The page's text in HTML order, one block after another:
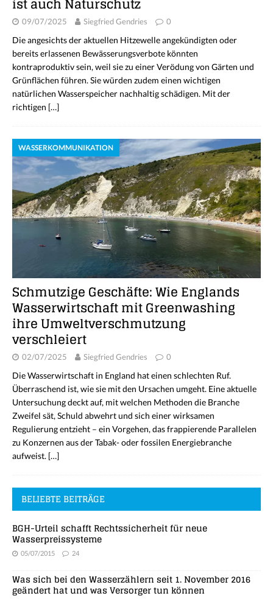
09/07/2025 Siegfried Gendries 0
Die angesichts der aktuellen Hitzewelle angekündigten oder
bereits erlassenen Bewässerungsverbote könnten
kontraproduktiv sein, weil sie zu einer Verödung von Gärten und
Grünflächen führen. Sie würden zudem einen wichtigen
natürlichen Wasserspeicher nachhaltig schädigen. Mit der
richtigen […]
WASSERKOMMUNIKATION
Schmutzige Geschäfte: Wie Englands
Wasserwirtschaft mit Greenwashing
ihre Umweltverschmutzung
verschleiert
02/07/2025 Siegfried Gendries 0
Die Wasserwirtschaft in England hat einen schlechten Ruf.
Überraschend ist, wie sie mit den Ursachen umgeht. Eine aktuelle
Untersuchung deckt auf, mit welchen Methoden die Branche
Zweifel sät, Schuld abwehrt und sich einer wirksamen
Regulierung entzieht – ein Vorgehen, das frappierende Parallelen
zu Konzernen aus der Tabak- oder fossilen Energiebranche
aufweist. […]
BELIEBTE BEITRÄGE
BGH-Urteil schafft Rechtssicherheit für neue
Wasserpreissysteme
05/07/2015 24
Was sich bei den Wasserzählern seit 1. November 2016
geändert hat und was Versorger tun können